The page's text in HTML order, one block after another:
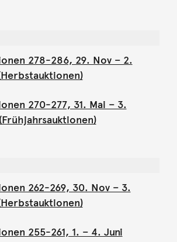
278-286, 29. Nov – 2.
270-277, 31. Mai – 3.
262-269, 30. Nov – 3.
255-261, 1. – 4. Juni